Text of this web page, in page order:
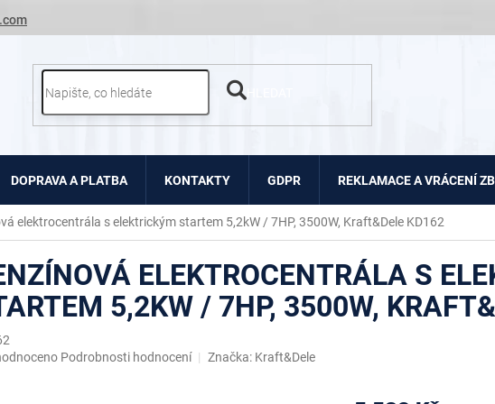
DOPRAVA A PLATBA KONTAKTY GDPR REKLAMACE A VRÁCENÍ
elektrocentrála s elektrickým startem 5,2kW / 7HP, 3500W, Kraft&Dele KD162
ELEKTROCENTRÁLA S
5,2KW / 7HP, 3500W,
Podrobnosti hodnocení Značka: Kraft&Dele